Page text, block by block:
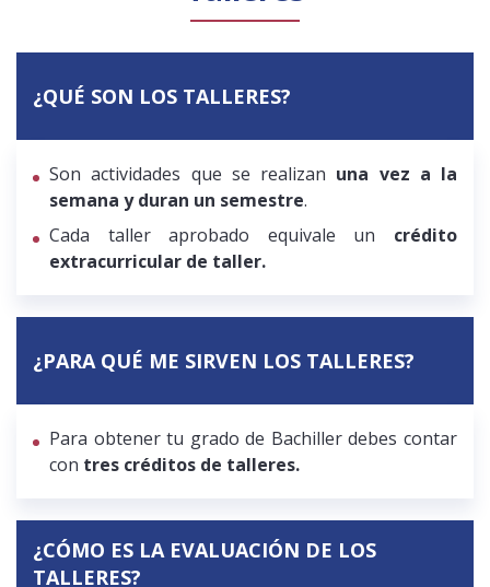
Licenciamiento Biblioteca
¿QUÉ SON LOS TALLERES?
Son actividades que se realizan una vez a la
semana y duran un semestre.
Cada taller aprobado equivale un crédito
extracurricular de taller.
¿PARA QUÉ ME SIRVEN LOS TALLERES?
Para obtener tu grado de Bachiller debes contar
con tres créditos de talleres.
¿CÓMO ES LA EVALUACIÓN DE LOS
TALLERES?